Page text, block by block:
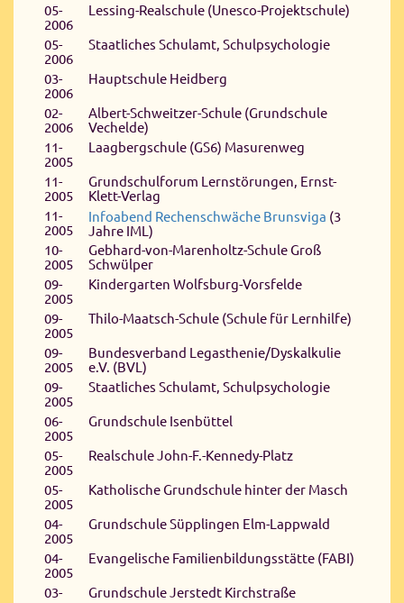
05-
2006
Lessing-Realschule (Unesco-Projektschule)
05-
2006
Staatliches Schulamt, Schulpsychologie
03-
2006
Hauptschule Heidberg
02-
2006
Albert-Schweitzer-Schule (Grundschule
Vechelde)
11-
2005
Laagbergschule (GS6) Masurenweg
11-
2005
Grundschulforum Lernstörungen, Ernst-
Klett-Verlag
11-
2005
Infoabend Rechenschwäche Brunsviga (3
Jahre IML)
10-
2005
Gebhard-von-Marenholtz-Schule Groß
Schwülper
09-
2005
Kindergarten Wolfsburg-Vorsfelde
09-
2005
Thilo-Maatsch-Schule (Schule für Lernhilfe)
09-
2005
Bundesverband Legasthenie/Dyskalkulie
e.V. (BVL)
09-
2005
Staatliches Schulamt, Schulpsychologie
06-
2005
Grundschule Isenbüttel
05-
2005
Realschule John-F.-Kennedy-Platz
05-
2005
Katholische Grundschule hinter der Masch
04-
2005
Grundschule Süpplingen Elm-Lappwald
04-
2005
Evangelische Familienbildungsstätte (FABI)
03-
Grundschule Jerstedt Kirchstraße